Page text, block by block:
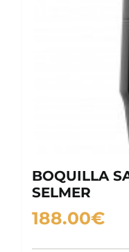
BOQUILLA
SELMER
188.00€